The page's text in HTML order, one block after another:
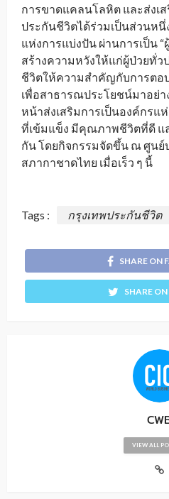
การขาดแคลนโลหิต และส่งเ
ประกันชีวิตได้ร่วมเป็นส่วนหนึ่
แห่งการแบ่งปัน ผ่านการเป็น
สร้างความหวังให้แก่ผู้ป่วยทั่ว
ชีวิตให้ความสำคัญกับการตอ
เพื่อสาธารณประโยชน์มาอย่
หน้าส่งเสริมการเป็นองค์กรแห่
ที่เข้มแข็ง มีคุณภาพชีวิตที่ดี แ
กัน โดยกิจกรรมจัดขึ้น ณ ศูนย์
สภากาชาดไทย เมื่อเร็ว ๆ นี้
Tags : กรุงเทพประกันชีวิต
SHARE ON
SHARE
VIEW ALL